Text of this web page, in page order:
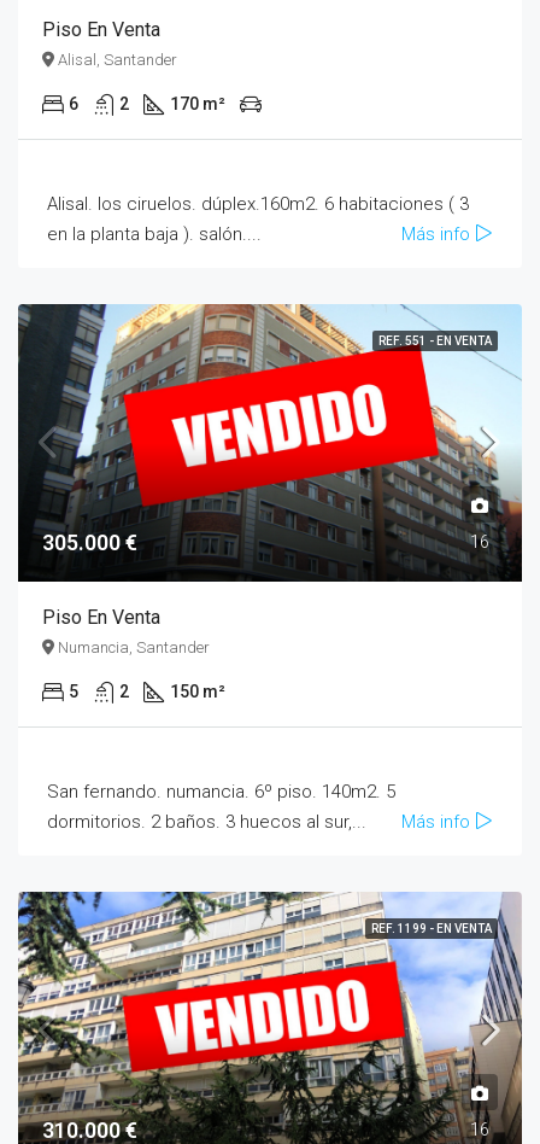
Piso En Venta
Alisal, Santander
6 2 170 m²
Alisal. los ciruelos. dúplex.160m2. 6 habitaciones ( 3
en la planta baja ). salón....
Más info
REF. 551 - EN VENTA
305.000 € 16
Piso En Venta
Numancia, Santander
5 2 150 m²
San fernando. numancia. 6º piso. 140m2. 5
dormitorios. 2 baños. 3 huecos al sur,...
Más info
REF. 1199 - EN VENTA
310.000 € 16